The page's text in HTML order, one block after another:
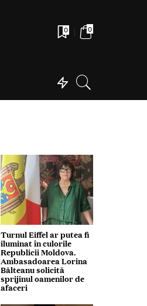
0 0
Turnul Eiffel ar putea fi
iluminat în culorile
Republicii Moldova.
Ambasadoarea Lorina
Bălteanu solicită
sprijinul oamenilor de
afaceri